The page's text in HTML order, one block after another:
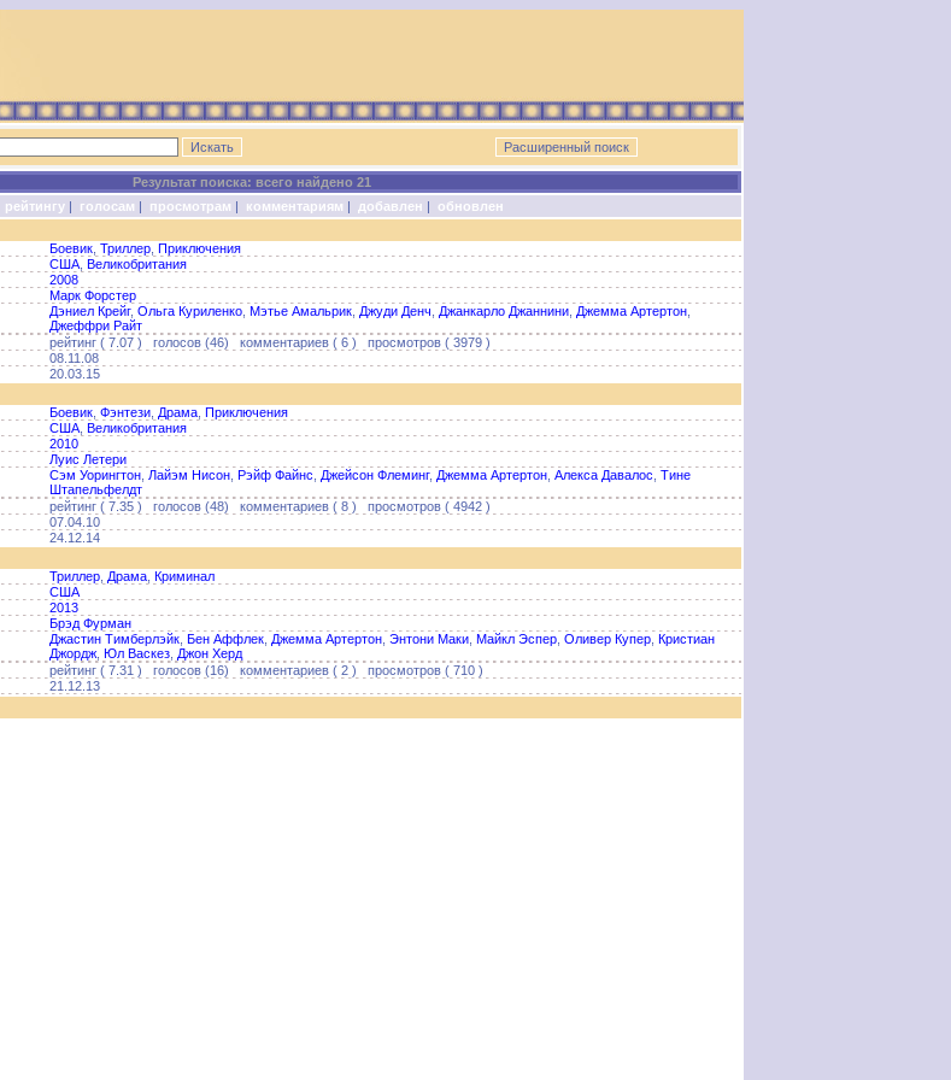
Результат поиска: всего найдено 21
рейтингу | голосам | просмотрам | комментариям | добавлен | обновлен
Боевик Триллер Приключения
США Великобритания
2008
Марк Форстер
Дэниел Крейг, Ольга Куриленко Мэтье Амальрик Джуди Денч Джанкарло Джаннини Джемма Артертон
Джеффри Райт
рейтинг ( 7.07 ) голосов (46) комментариев ( 6 ) просмотров ( 3979 )
08.11.08
20.03.15
Боевик Фэнтези Драма Приключения
США Великобритания
2010
Луис Летери
Сэм Уорингтон Лайэм Нисон Рэйф Файнс Джейсон Флеминг, Джемма Артертон Алекса Давалос Тине
Штапельфелдт
рейтинг ( 7.35 ) голосов (48) комментариев ( 8 ) просмотров ( 4942 )
07.04.10
24.12.14
Триллер Драма Криминал
США
2013
Брэд Фурман
Джастин Тимберлэйк Бен Аффлек Джемма Артертон Энтони Маки Майкл Эспер Оливер Купер Кристиан
Джордж Юл Васкез Джон Херд
рейтинг ( 7.31 ) голосов (16) комментариев ( 2 ) просмотров ( 710 )
21.12.13